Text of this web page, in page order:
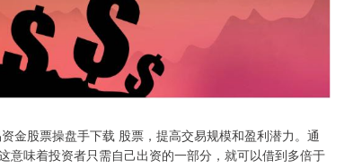
金股票操盘手下载 股票，提高交易规模和盈利潜力。通
味着投资者只需自己出资的一部分，就可以借到多倍于